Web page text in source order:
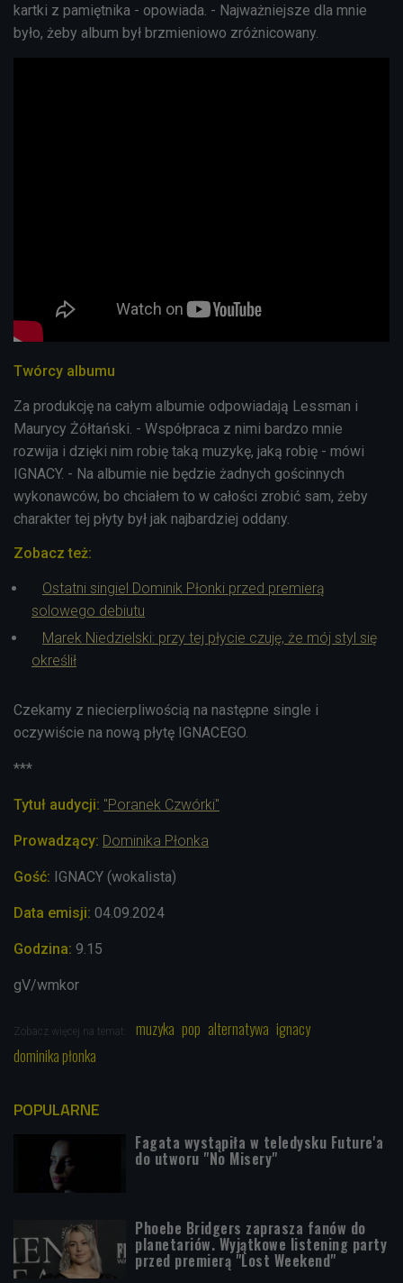
kartki z pamiętnika - opowiada. - Najważniejsze dla mnie
było, żeby album był brzmieniowo zróżnicowany.
Twórcy albumu
Za produkcję na całym albumie odpowiadają Lessman i
Maurycy Żółtański. - Współpraca z nimi bardzo mnie
rozwija i dzięki nim robię taką muzykę, jaką robię - mówi
IGNACY. - Na albumie nie będzie żadnych gościnnych
wykonawców, bo chciałem to w całości zrobić sam, żeby
charakter tej płyty był jak najbardziej oddany.
Zobacz też:
Ostatni singiel Dominik Płonki przed premierą
solowego debiutu
Marek Niedzielski: przy tej płycie czuję, że mój styl się
określił
Czekamy z niecierpliwością na następne single i
oczywiście na nową płytę IGNACEGO.
***
Tytuł audycji: "Poranek Czwórki"
Prowadzący: Dominika Płonka
Gość: IGNACY (wokalista)
Data emisji: 04.09 .2024
Godzina: 9.15
gV/wmkor
Zobacz więcej na temat: muzyka pop alternatywa ignacy
dominika płonka
POPULARNE
Fagata wystąpiła w teledysku Future'a
do utworu "No Misery"
Phoebe Bridgers zaprasza fanów do
planetariów. Wyjątkowe listening party
przed premierą "Lost Weekend"